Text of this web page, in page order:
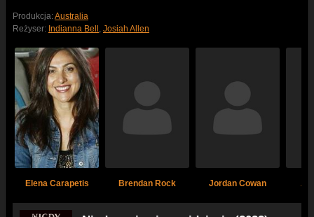
Produkcja:Australia
Reżyser: Indianna Bell , Josiah Allen
Elena Carapetis Brendan Rock Jordan Cowan